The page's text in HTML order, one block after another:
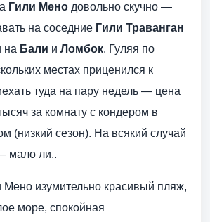
Гили Мено довольно скучно —
на соседние Гили Траванган
на Бали и Ломбок. Гуляя по
местах приценился к
туда на пару недель — цена
за комнату с кондером в
(низкий сезон). На всякий случай
мало ли..
изумительно красивый пляж,
море, спокойная